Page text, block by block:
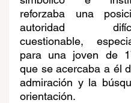
reforzaba una
autoridad
cuestionable,
para una joven de
que se acercaba a él
admiración y la
orientación.